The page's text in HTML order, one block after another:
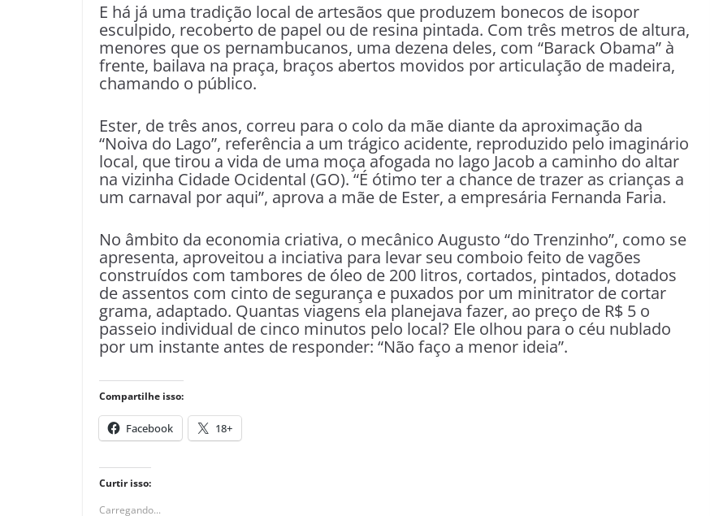
E há já uma tradição local de artesãos que produzem bonecos de isopor
esculpido, recoberto de papel ou de resina pintada. Com três metros de altura,
menores que os pernambucanos, uma dezena deles, com “Barack Obama” à
frente, bailava na praça, braços abertos movidos por articulação de madeira,
chamando o público.
Ester, de três anos, correu para o colo da mãe diante da aproximação da
“Noiva do Lago”, referência a um trágico acidente, reproduzido pelo imaginário
local, que tirou a vida de uma moça afogada no lago Jacob a caminho do altar
na vizinha Cidade Ocidental (GO). “É ótimo ter a chance de trazer as crianças a
um carnaval por aqui”, aprova a mãe de Ester, a empresária Fernanda Faria.
No âmbito da economia criativa, o mecânico Augusto “do Trenzinho”, como se
apresenta, aproveitou a inciativa para levar seu comboio feito de vagões
construídos com tambores de óleo de 200 litros, cortados, pintados, dotados
de assentos com cinto de segurança e puxados por um minitrator de cortar
grama, adaptado. Quantas viagens ela planejava fazer, ao preço de R$ 5 o
passeio individual de cinco minutos pelo local? Ele olhou para o céu nublado
por um instante antes de responder: “Não faço a menor ideia”.
Compartilhe isso:
Facebook 18+
Curtir isso:
Carregando...